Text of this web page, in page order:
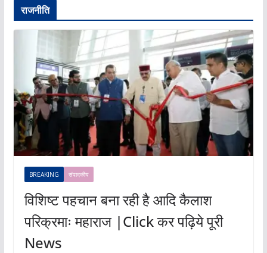
राजनीति
BREAKING संपादकीय
विशिष्ट पहचान बना रही है आदि कैलाश
परिक्रमाः महाराज |Click कर पढ़िये पूरी
News